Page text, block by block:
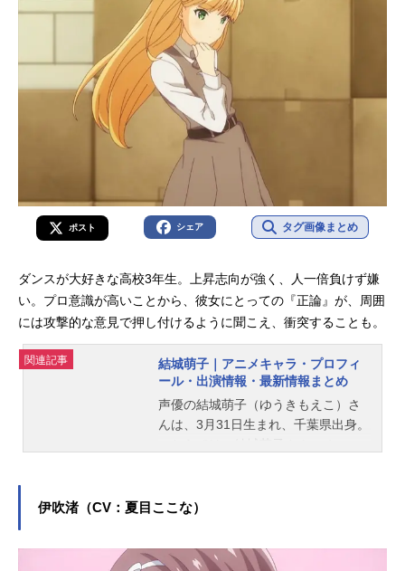
ポスト シェア タグ画像まとめ
ダンスが大好きな高校3年生。上昇志向が強く、人一倍負けず嫌
い。プロ意識が高いことから、彼女にとっての『正論』が、周囲
には攻撃的な意見で押し付けるように聞こえ、衝突することも。
関連記事
結城萌子｜アニメキャラ・プロフィ
ール・出演情報・最新情報まとめ
声優の結城萌子（ゆうきもえこ）さ
んは、3月31日生まれ、千葉県出身。
伊吹渚（CV：夏目ここな）